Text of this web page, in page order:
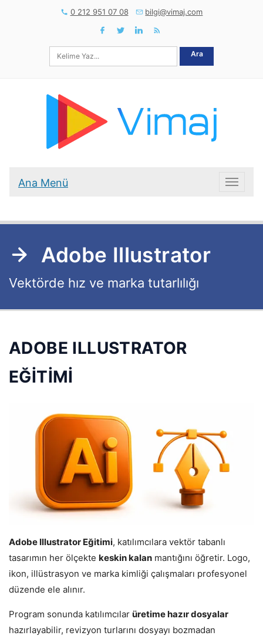
0 212 951 07 08 bilgi@vimaj.com
Ara
Ana Menü Ana
Adobe Illustrator
Vektörde hız ve marka tutarlılığı
ADOBE ILLUSTRATOR
EĞİTİMİ
Adobe Illustrator Eğitimi, katılımcılara vektör tabanlı
tasarımın her ölçekte keskin kalan mantığını öğretir. Logo,
ikon, illüstrasyon ve marka kimliği çalışmaları profesyonel
düzende ele alınır.
Program sonunda katılımcılar üretime hazır dosyalar
hazırlayabilir, revizyon turlarını dosyayı bozmadan